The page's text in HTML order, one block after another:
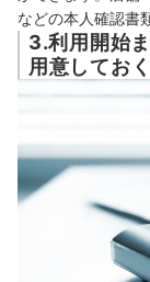
などの本人確認書
3.利用開始
用意しておく